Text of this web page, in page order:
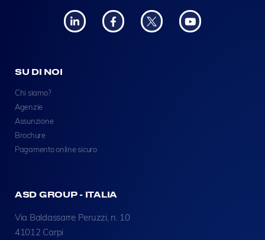
SU DI NOI
Chi siamo?
Agenzie
Assunzione
Brochure
Pagamento online sicuro
ASD GROUP - ITALIA
Via Baldassarre Peruzzi, n. 10
41012 Carpi